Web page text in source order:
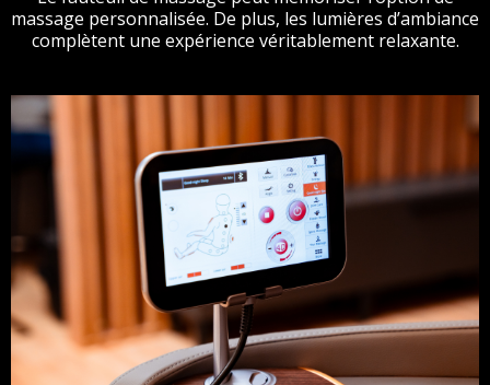
massage personnalisée. De plus, les lumières d’ambiance
complètent une expérience véritablement relaxante.